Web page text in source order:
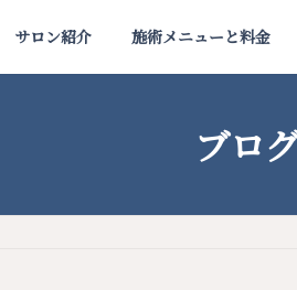
サロン紹介 施術メニューと料金
ブロ